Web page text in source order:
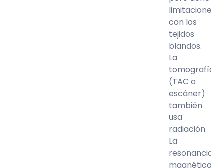
limitaciones
con los
tejidos
blandos.
La
tomografía
(TAC o
escáner)
también
usa
radiación.
La
resonancia
magnética,